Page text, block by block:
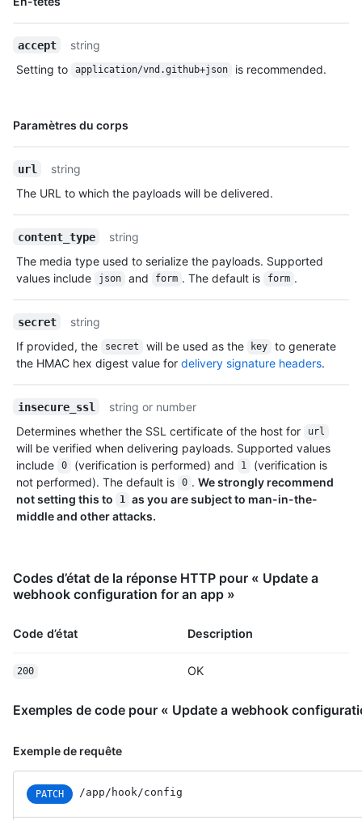
accept
string
Setting to
application/vnd.github+json is recommended.
Paramètres du corps
Nom, Type,
url
string
The URL to which the payloads will be delivered.
content_type
string
The media type used to serialize the payloads. Supported
values include
json and form . The default is form .
secret
string
If provided, the
secret will be used as the key
to generate
the HMAC hex digest value for delivery signature headers.
insecure_ssl
string or number
Determines whether the SSL certificate of the host for
url
will be verified when delivering payloads. Supported values
include
0 (verification is performed) and 1
(verification is
not performed). The default is
0 . We strongly recommend
not setting this to
1 as you are subject to man-in-the-
middle and other attacks.
Codes d’état de la réponse HTTP pour « Update a
webhook configuration for an app »
Code d’état Description
200 OK
Exemples de code pour « Update a webhook
Exemple de requête
PATCH /app/hook/config